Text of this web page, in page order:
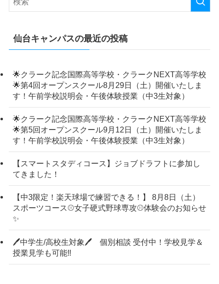
仙台キャンパスの最近の投稿
🌟クラーク記念国際高等学校・クラークNEXT高等学校
🌟第4回オープンスクール8月29日（土）開催いたしま
す！午前学校説明会・午後体験授業（中3生対象）
🌟クラーク記念国際高等学校・クラークNEXT高等学校
🌟第5回オープンスクール9月12日（土）開催いたしま
す！午前学校説明会・午後体験授業（中3生対象）
【スマートスタディコース】ジョブドラフトに参加し
てきました！
【中3限定！楽天球場で練習できる！】 8月8日（土）
スポーツコース⚾女子硬式野球専攻⚾体験会のお知らせ
✨
🖊中学生/高校生対象🖊 個別相談 受付中！学校見学＆
授業見学も可能‼